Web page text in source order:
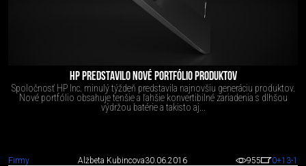
HP PREDSTAVILO NOVÉ PORTFÓLIO PRODUKTOV
Spoločnosť HP Inc. minulý týždeň predstavila najnovšiu generáciu produktov.
Nové portfólio obsahuje tenšie a ľahšie konvertibilné zariadenia s dlhšou
výdržou batérie a takisto aj...
Firmy Alžbeta Kubincova30.06.2016 955 0+13-1